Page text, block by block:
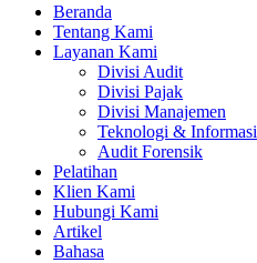
Beranda
Tentang Kami
Layanan Kami
Divisi Audit
Divisi Pajak
Divisi Manajemen
Teknologi & Informasi
Audit Forensik
Pelatihan
Klien Kami
Hubungi Kami
Artikel
Bahasa